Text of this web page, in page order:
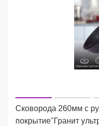
Сковорода 260мм с
покрытие"Гранит